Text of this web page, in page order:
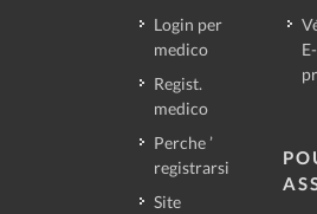
Login per
medico
Regist.
medico
Perche ’
registrarsi
Site
E-